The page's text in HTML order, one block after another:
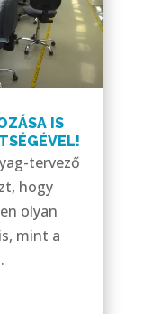
IS
tervező
hogy
olyan
mint a